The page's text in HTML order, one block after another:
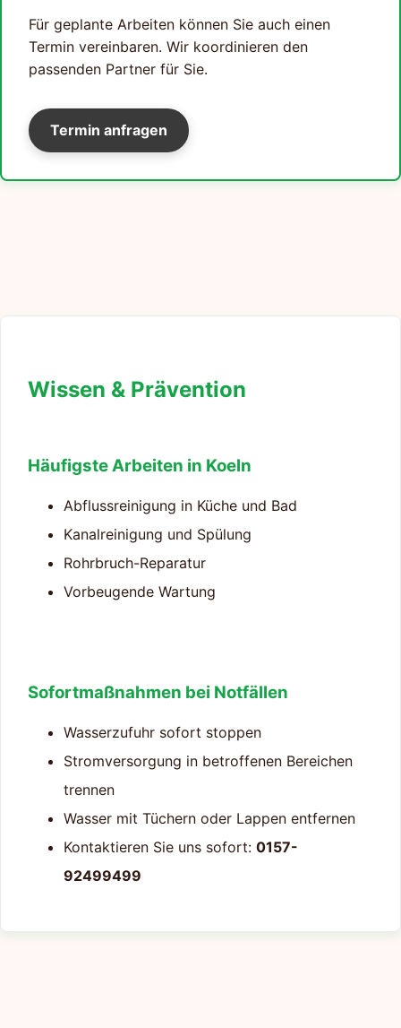
Für geplante Arbeiten können Sie auch einen
Termin vereinbaren. Wir koordinieren den
passenden Partner für Sie.
Termin anfragen
Wissen & Prävention
Häufigste Arbeiten in Koeln
Abflussreinigung in Küche und Bad
Kanalreinigung und Spülung
Rohrbruch-Reparatur
Vorbeugende Wartung
Sofortmaßnahmen bei Notfällen
Wasserzufuhr sofort stoppen
Stromversorgung in betroffenen Bereichen
trennen
Wasser mit Tüchern oder Lappen entfernen
Kontaktieren Sie uns sofort: 0157-
92499499